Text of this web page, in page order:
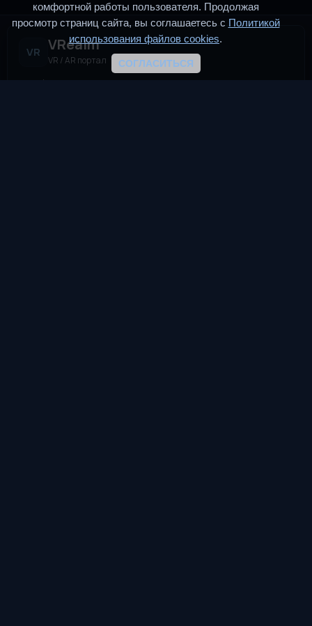
VR VRealm
VR / AR портал
VRealm.ru — информационный портал, посвящённый
комфортной работы пользователя. Продолжая
просмотр страниц сайта, вы соглашаетесь с Политикой
использования файлов cookies.
СОГЛАСИТЬСЯ